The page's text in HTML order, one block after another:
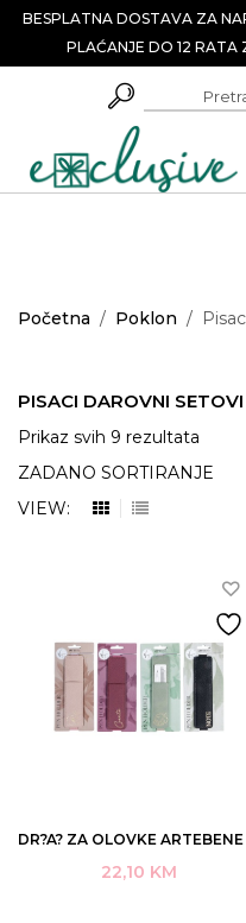
BESPLATNA DOSTAVA ZA
PLAĆANJE DO 12 RATA
Početna / Poklon /
PISACI DAROVNI SETOVI
Prikaz svih 9 rezultata
VIEW:
22,10 KM